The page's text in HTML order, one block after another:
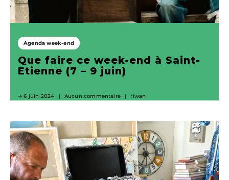
Agenda week-end
Que faire ce week-end à Saint-
Etienne (7 – 9 juin)
6 juin 2024 Aucun commentaire riwan